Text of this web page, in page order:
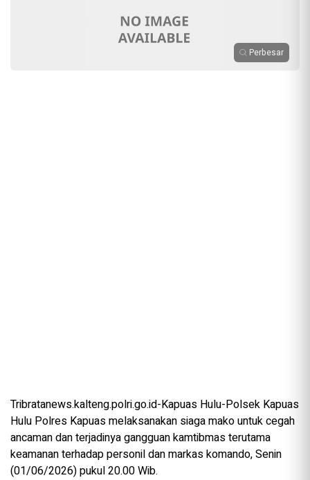
Perbesar
Tribratanews.kalteng.polri.go.id-Kapuas Hulu-Polsek Kapuas
Hulu Polres Kapuas melaksanakan siaga mako untuk cegah
ancaman dan terjadinya gangguan kamtibmas terutama
keamanan terhadap personil dan markas komando, Senin
(01/06/2026) pukul 20.00 Wib.